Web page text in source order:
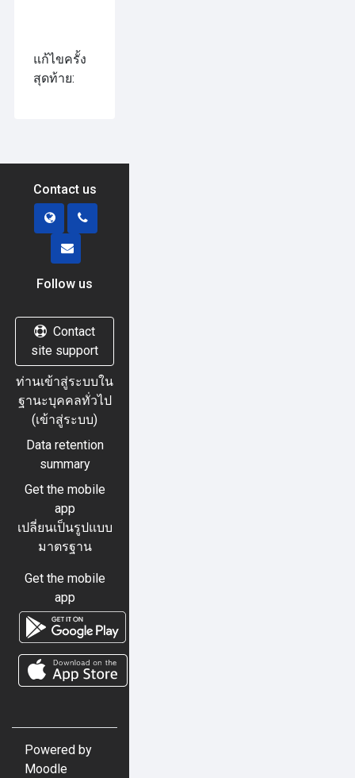
แก้ไขครั้ง
สุดท้าย:
Contact us
Follow us
Contact
site support
ท่านเข้าสู่ระบบใน
ฐานะบุคคลทั่วไป
(เข้าสู่ระบบ)
Data retention
summary
Get the mobile
app
เปลี่ยนเป็นรูปแบบ
มาตรฐาน
Get the mobile
app
Powered by
Moodle